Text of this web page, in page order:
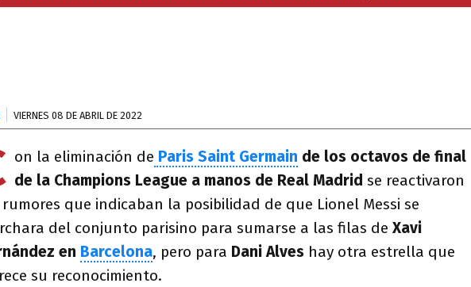
VIERNES 08 DE ABRIL DE 2022
on la eliminación de Paris Saint Germain de los octavos de final
de la Champions League a manos de Real Madrid se reactivaron
rumores que indicaban la posibilidad de que Lionel Messi se
del conjunto parisino para sumarse a las filas de Xavi
en Barcelona, pero para Dani Alves hay otra estrella que
su reconocimiento.